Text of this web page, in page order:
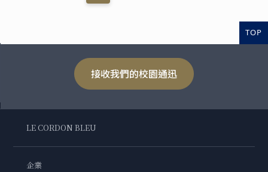
TOP
接收我們的校園通迅
LE CORDON BLEU
企業